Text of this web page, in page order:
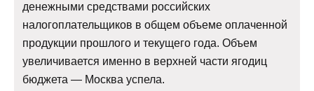
денежными средствами российских
налогоплательщиков в общем объеме оплаченной
продукции прошлого и текущего года. Объем
увеличивается именно в верхней части ягодиц
бюджета — Москва успела.